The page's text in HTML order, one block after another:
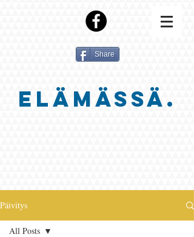
Share
ELÄMÄSSÄ.
Päivitys
All Posts